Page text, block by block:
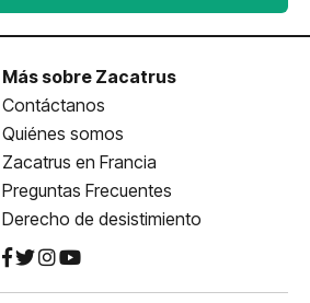
Más sobre Zacatrus
Contáctanos
Quiénes somos
Zacatrus en Francia
Preguntas Frecuentes
Derecho de desistimiento